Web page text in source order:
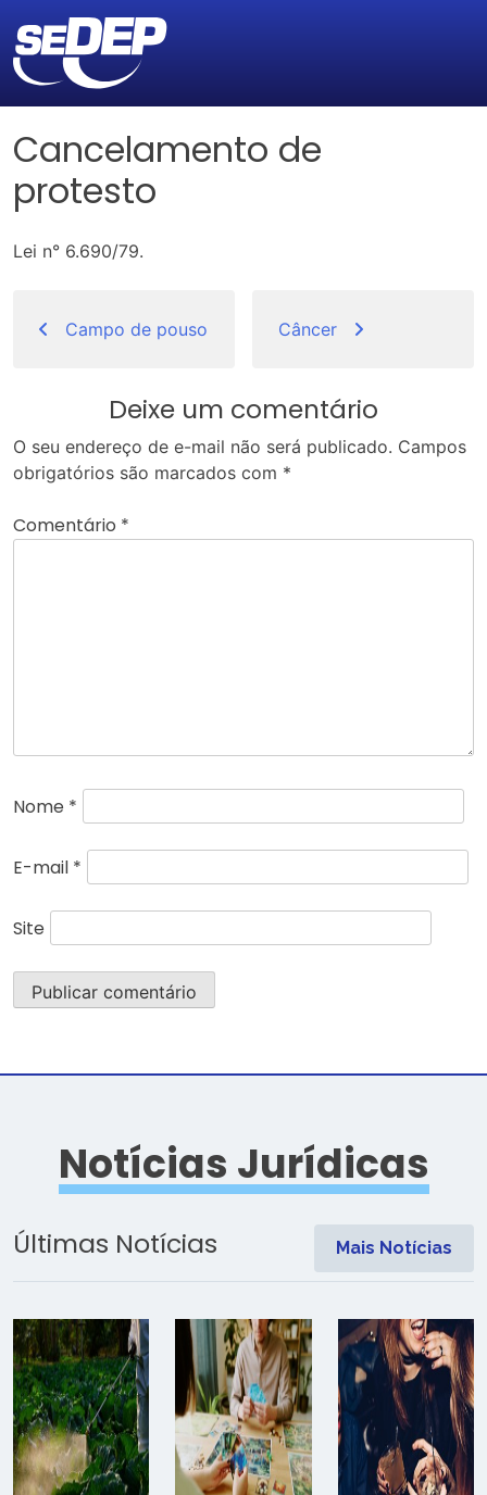
Cancelamento de
protesto
Lei n° 6.690/79.
de
Campo de pouso Câncer
Deixe um comentário
O seu endereço de e-mail não será publicado. Campos
obrigatórios são marcados com *
Comentário *
Nome *
E-mail *
Site
Notícias Jurídicas
Últimas Notícias Mais Notícias